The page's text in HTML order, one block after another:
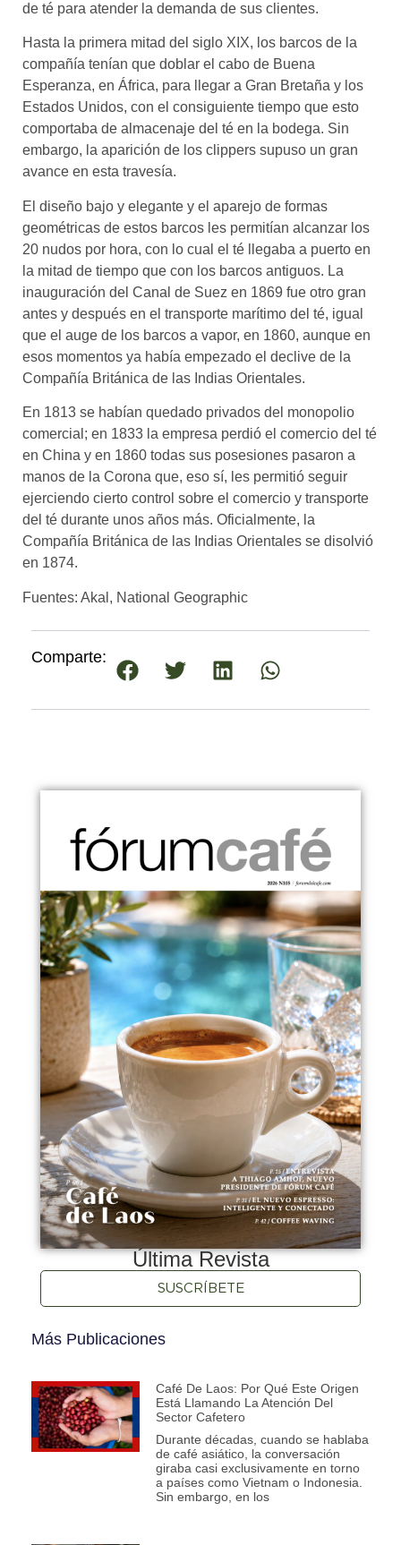
de té para atender la demanda de sus clientes.
Hasta la primera mitad del siglo XIX, los barcos de la
compañía tenían que doblar el cabo de Buena
Esperanza, en África, para llegar a Gran Bretaña y los
Estados Unidos, con el consiguiente tiempo que esto
comportaba de almacenaje del té en la bodega. Sin
embargo, la aparición de los clippers supuso un gran
avance en esta travesía.
El diseño bajo y elegante y el aparejo de formas
geométricas de estos barcos les permitían alcanzar los
20 nudos por hora, con lo cual el té llegaba a puerto en
la mitad de tiempo que con los barcos antiguos. La
inauguración del Canal de Suez en 1869 fue otro gran
antes y después en el transporte marítimo del té, igual
que el auge de los barcos a vapor, en 1860, aunque en
esos momentos ya había empezado el declive de la
Compañía Británica de las Indias Orientales.
En 1813 se habían quedado privados del monopolio
comercial; en 1833 la empresa perdió el comercio del té
en China y en 1860 todas sus posesiones pasaron a
manos de la Corona que, eso sí, les permitió seguir
ejerciendo cierto control sobre el comercio y transporte
del té durante unos años más. Oficialmente, la
Compañía Británica de las Indias Orientales se disolvió
en 1874.
Fuentes: Akal, National Geographic
Comparte:
Última Revista
SUSCRÍBETE
Más Publicaciones
Café De Laos: Por Qué Este Origen
Está Llamando La Atención Del
Sector Cafetero
Durante décadas, cuando se hablaba
de café asiático, la conversación
giraba casi exclusivamente en torno
a países como Vietnam o Indonesia.
Sin embargo, en los